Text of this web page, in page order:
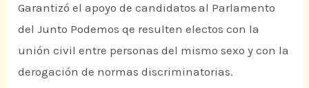
Garantizó el apoyo de candidatos al Parlamento
del Junto Podemos qe resulten electos con la
unión civil entre personas del mismo sexo y con la
derogación de normas discriminatorias.